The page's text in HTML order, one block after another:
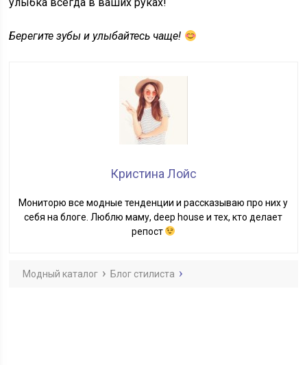
Берегите зубы и улыбайтесь чаще!
Кристина Лойс
Мониторю все модные тенденции и рассказываю про них у
себя на блоге. Люблю маму, deep house и тех, кто делает
репост
Модный каталог Блог стилиста